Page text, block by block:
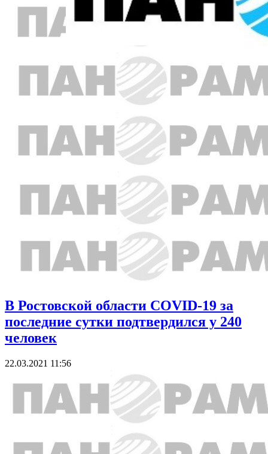
В Ростовской области COVID-19 за
последние сутки подтвердился у 240
человек
22.03.2021 11:56